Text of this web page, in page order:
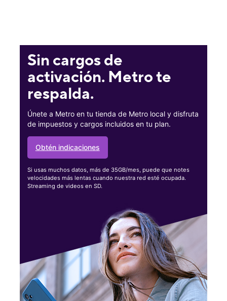
Sin cargos de
activación. Metro te
respalda.
Únete a Metro en tu tienda de Metro local y disfruta
de impuestos y cargos incluidos en tu plan.
Obtén indicaciones
Si usas muchos datos, más de 35GB/mes, puede que notes
velocidades más lentas cuando nuestra red esté ocupada.
Streaming de videos en SD.